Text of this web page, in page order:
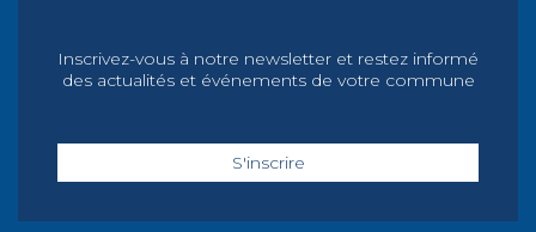
Inscrivez-vous à notre newsletter et restez informé
des actualités et événements de votre commune
S'inscrire